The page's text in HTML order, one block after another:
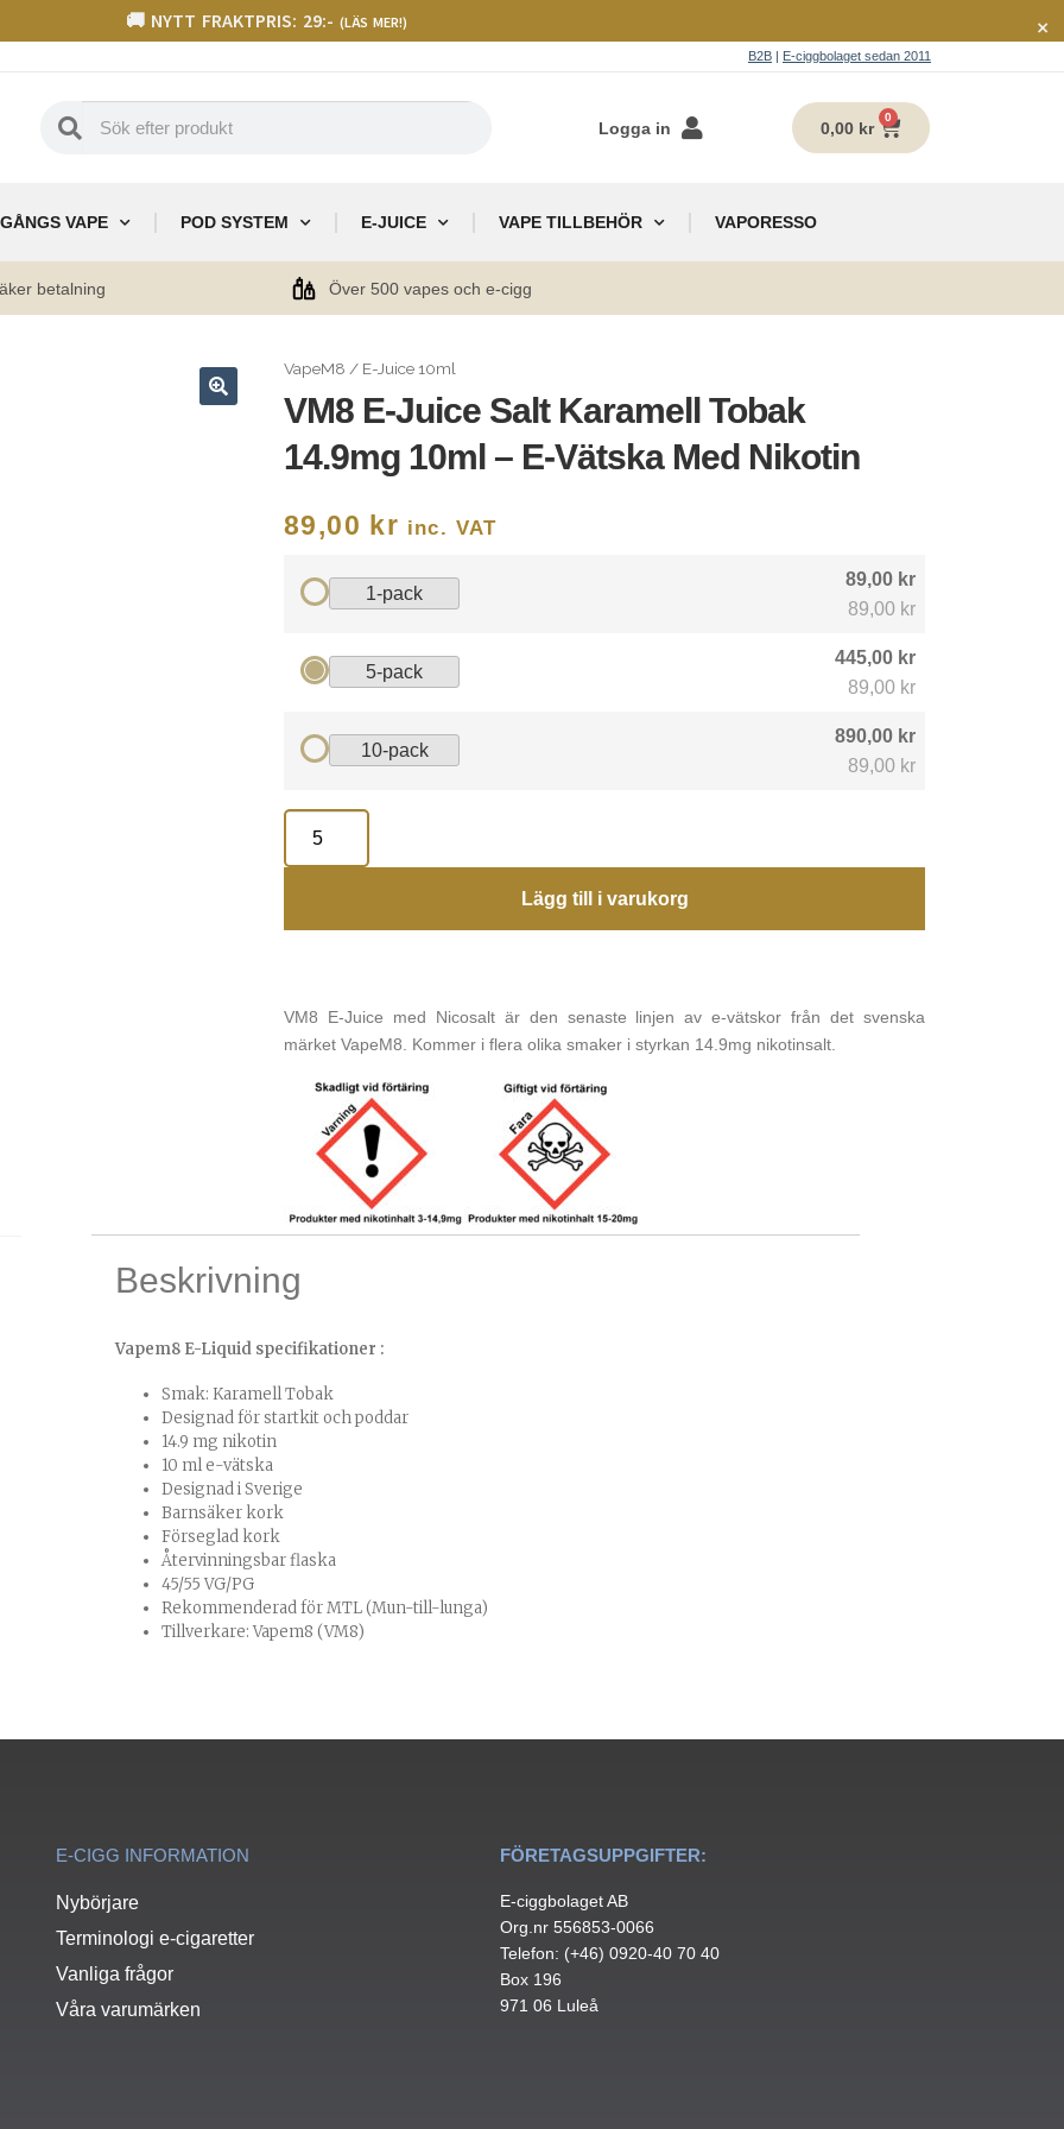
🚚 NYTT FRAKTPRIS: 29:- (LÄS MER!) ×
B2B | E-ciggbolaget sedan 2011
Logga in 0,00 kr
0
VAPE POD SYSTEM E-JUICE VAPE TILLBEHÖR VAPORESSO
betalning Över 500 vapes och e-cigg
VapeM8 / E-Juice 10ml
VM8 E-Juice Salt Karamell Tobak
14.9mg 10ml – E-Vätska Med Nikotin
89,00 kr inc. VAT
1-pack
89,00 kr
89,00 kr
5-pack
445,00 kr
89,00 kr
10-pack
890,00 kr
89,00 kr
Lägg till i varukorg
VM8 E-Juice med Nicosalt är den senaste linjen av e-vätskor från det svenska
märket VapeM8. Kommer i flera olika smaker i styrkan 14.9mg nikotinsalt.
Beskrivning
Vapem8 E-Liquid specifikationer :
Smak: Karamell Tobak
Designad för startkit och poddar
14.9 mg nikotin
10 ml e-vätska
Designad i Sverige
Barnsäker kork
Förseglad kork
Återvinningsbar flaska
45/55 VG/PG
Rekommenderad för MTL (Mun-till-lunga)
Tillverkare: Vapem8 (VM8)
E-CIGG INFORMATION
Nybörjare
Terminologi e-cigaretter
Vanliga frågor
Våra varumärken
FÖRETAGSUPPGIFTER:
E-ciggbolaget AB
Org.nr 556853-0066
Telefon: (+46) 0920-40 70 40
Box 196
971 06 Luleå